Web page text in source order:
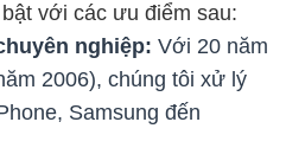
với các ưu điểm sau:
nghiệp: Với 20 năm
2006), chúng tôi xử lý
Samsung đến